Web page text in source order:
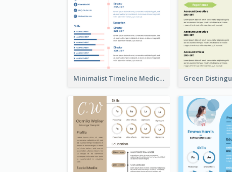
Minimalist Timeline Medical Student Resume